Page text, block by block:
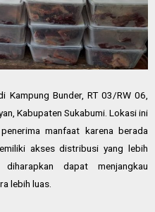
Kampung Bunder, RT 03/RW 06,
Kabupaten Sukabumi. Lokasi ini
manfaat karena berada
akses distribusi yang lebih
dapat menjangkau
lebih luas.